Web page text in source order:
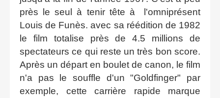
près le seul à tenir tête à l'omniprésent
Louis de Funès. avec sa réédition de 1982
le film totalise près de 4.5 millions de
spectateurs ce qui reste un très bon score.
Après un départ en boulet de canon, le film
n'a pas le souffle d'un "Goldfinger" par
exemple, cette carrière rapide marque